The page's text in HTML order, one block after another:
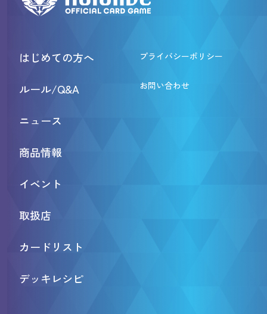
はじめての方へ
ルール/Q&A
ニュース
商品情報
イベント
取扱店
カードリスト
デッキレシピ
プライバシーポリシー
お問い合わせ